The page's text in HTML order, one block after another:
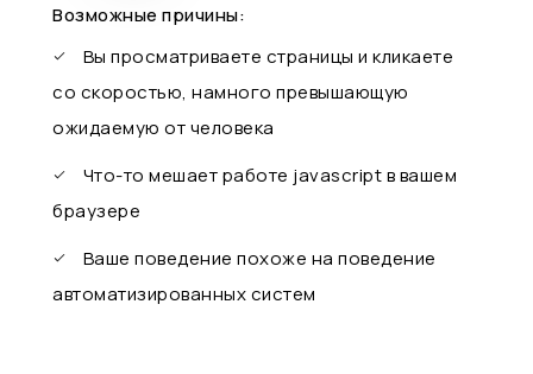
Возможные причины:
Вы просматриваете страницы и кликаете
со скоростью, намного превышающую
ожидаемую от человека
Что-то мешает работе javascript в вашем
браузере
Ваше поведение похоже на поведение
автоматизированных систем